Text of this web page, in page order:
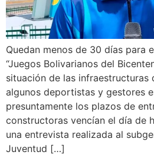
Quedan menos de 30 días para
“Juegos Bolivarianos del
situación de las infraestructuras
algunos deportistas y gestores
presuntamente los plazos de
constructoras vencían el día de
una entrevista realizada al
Juventud […]